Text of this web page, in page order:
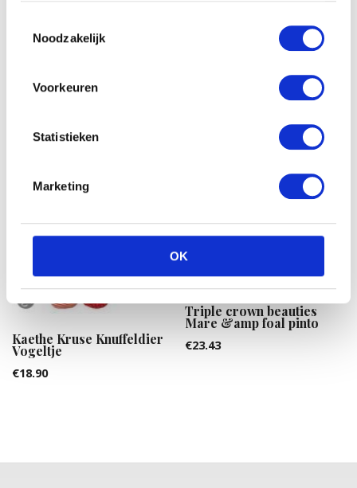
Noodzakelijk
Voorkeuren
Statistieken
Marketing
OK
Hasbro Feed me babies
Knuffelgrijper Haas
Kaethe Kruse Knuffeldier
Vogeltje
€18.90
Triple crown beauties
Mare &amp foal pinto
€23.43